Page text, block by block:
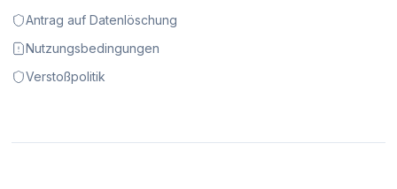
Antrag auf Datenlöschung
Nutzungsbedingungen
Verstoßpolitik